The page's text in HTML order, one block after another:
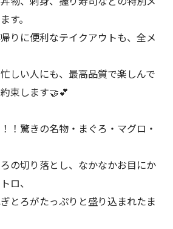
す。
りに便利なテイクアウトも、全メ
しい人にも、最高品質で楽しんで
束します🤝💕
！驚きの名物・まぐろ・マグロ・
の切り落とし、なかなかお目にか
ロ、
とろがたっぷりと盛り込まれたま